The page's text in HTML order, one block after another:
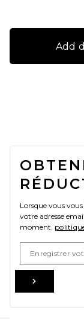
Add
FOOTER
Lorsque vous
votre adresse
moment.